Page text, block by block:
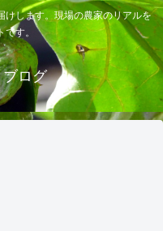
けします。現場の農家のリアルを
す。
ログ